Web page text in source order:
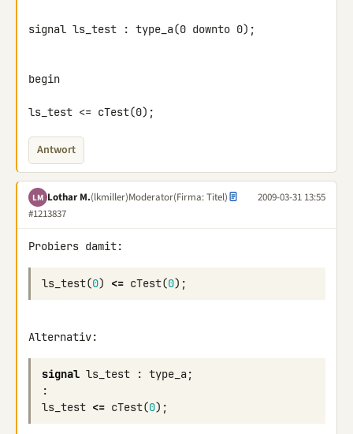
signal ls_test : type_a(0 downto 0);
begin
ls_test <= cTest(0);
Antwort
LM Lothar M.(lkmiller)Moderator(Firma: Titel)
2009-03-31 13:55
#1213837
Probiers damit:
ls_test(0) <= cTest(0);
Alternativ:
signal ls_test : type_a;
:
ls_test <= cTest(0);